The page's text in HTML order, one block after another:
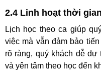
2.4 Linh hoạt thời
Lịch học theo ca giúp
việc mà vẫn đảm bảo
rõ ràng, quý khách dễ dự
và yên tâm theo học đến